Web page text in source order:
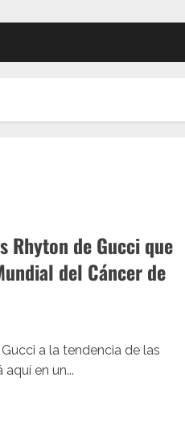
Rhyton de Gucci que
del Cáncer de
a la tendencia de las
en un...